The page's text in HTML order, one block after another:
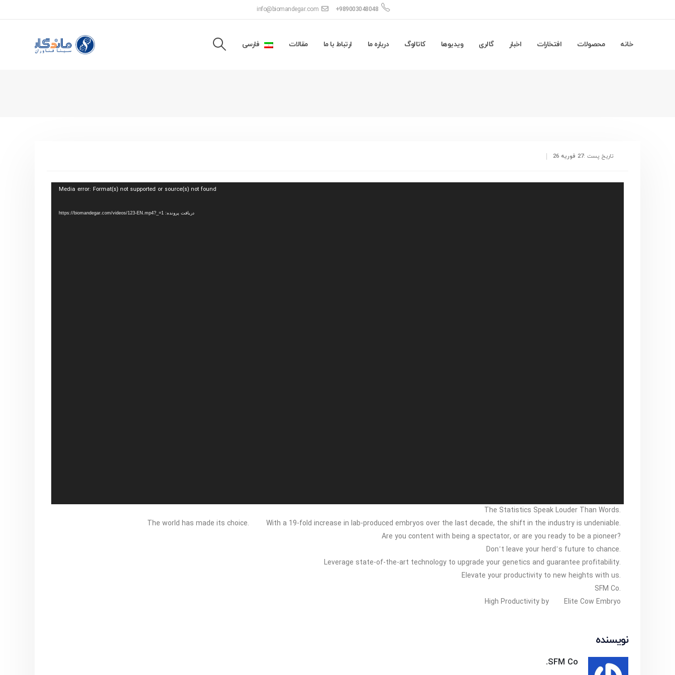
+989003048048
info@biomandegar.com
خانه محصولات افتخارات اخبار گالری ویدیوها کاتالوگ درباره ما ارتباط با ما مقالات فارسی
تاریخ پست :27 فوریه 26
Media error: Format(s) not supported or source(s) not found
دریافت پرونده: https://biomandegar.com/videos/123-EN.mp4?_=1
The Statistics Speak Louder Than Words.
The world has made its choice.
With a 19-fold increase in lab-produced embryos over the last decade, the shift in the industry is undeniable.
Are you content with being a spectator, or are you ready to be a pioneer?
Don’t leave your herd’s future to chance.
Leverage state-of-the-art technology to upgrade your genetics and guarantee profitability.
Elevate your productivity to new heights with us.
SFM Co.
High Productivity by
Elite Cow Embryo
نویسنده
SFM Co.